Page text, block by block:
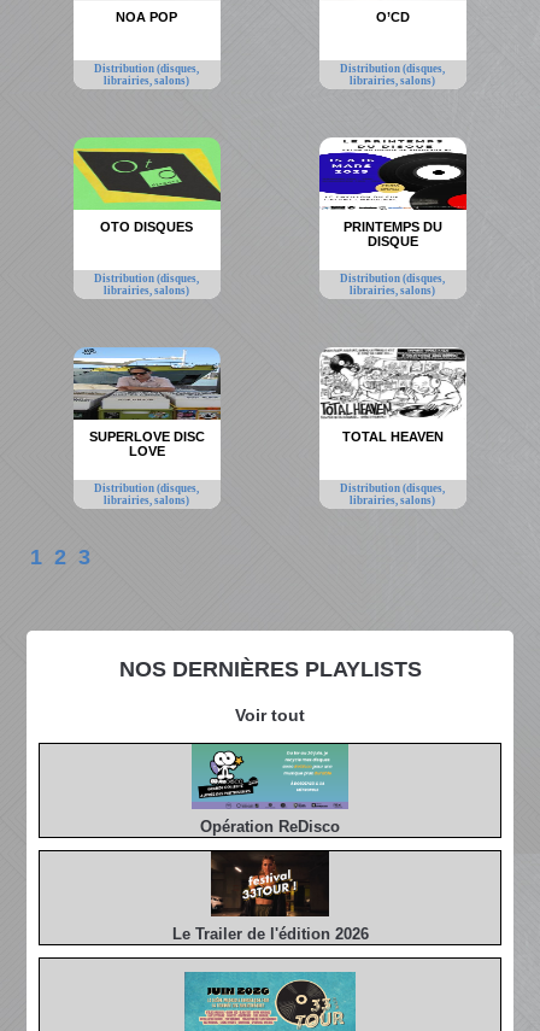
NOS DERNIÈRES PLAYLISTS
Voir tout
Opération ReDisco
Le Trailer de l'édition 2026
NOA POP
Distribution (disques,
librairies, salons)
O’CD
Distribution (disques,
librairies, salons)
OTO DISQUES
Distribution (disques,
librairies, salons)
PRINTEMPS DU
DISQUE
Distribution (disques,
librairies, salons)
SUPERLOVE DISC
LOVE
Distribution (disques,
librairies, salons)
TOTAL HEAVEN
Distribution (disques,
librairies, salons)
1 2 3